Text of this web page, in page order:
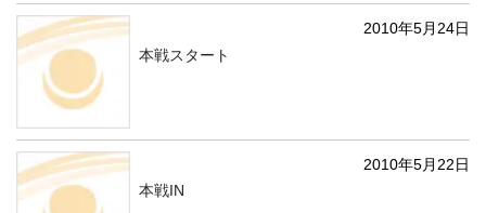
2010年5月24日
本戦スタート
2010年5月22日
本戦IN